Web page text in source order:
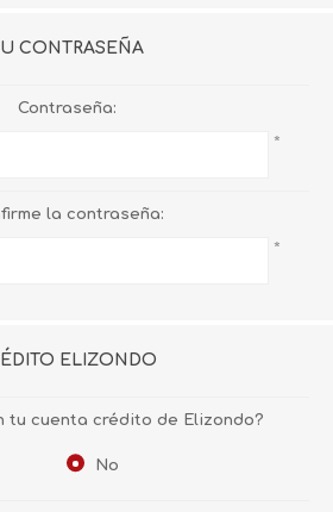
CONTRASEÑA
Contraseña:
*
la contraseña:
*
ELIZONDO
tu cuenta crédito de Elizondo?
No